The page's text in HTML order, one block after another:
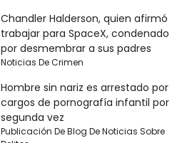
Chandler Halderson, quien afirmó
trabajar para SpaceX, condenado
por desmembrar a sus padres
Noticias De Crimen
Hombre sin nariz es arrestado por
cargos de pornografía infantil por
segunda vez
Publicación De Blog De Noticias Sobre